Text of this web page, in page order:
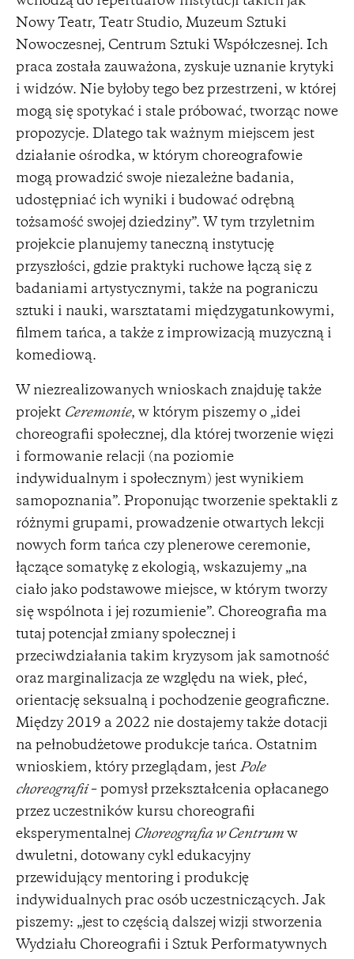
Nowy Teatr, Teatr Studio, Muzeum Sztuki
Nowoczesnej, Centrum Sztuki Współczesnej. Ich
praca została zauważona, zyskuje uznanie krytyki
i widzów. Nie byłoby tego bez przestrzeni, w której
mogą się spotykać i stale próbować, tworząc nowe
propozycje. Dlatego tak ważnym miejscem jest
działanie ośrodka, w którym choreografowie
mogą prowadzić swoje niezależne badania,
udostępniać ich wyniki i budować odrębną
tożsamość swojej dziedziny”. W tym trzyletnim
projekcie planujemy taneczną instytucję
przyszłości, gdzie praktyki ruchowe łączą się z
badaniami artystycznymi, także na pograniczu
sztuki i nauki, warsztatami międzygatunkowymi,
filmem tańca, a także z improwizacją muzyczną i
komediową.
W niezrealizowanych wnioskach znajduję także
projekt Ceremonie, w którym piszemy o „idei
choreografii społecznej, dla której tworzenie więzi
i formowanie relacji (na poziomie
indywidualnym i społecznym) jest wynikiem
samopoznania”. Proponując tworzenie spektakli z
różnymi grupami, prowadzenie otwartych lekcji
nowych form tańca czy plenerowe ceremonie,
łączące somatykę z ekologią, wskazujemy „na
ciało jako podstawowe miejsce, w którym tworzy
się wspólnota i jej rozumienie”. Choreografia ma
tutaj potencjał zmiany społecznej i
przeciwdziałania takim kryzysom jak samotność
oraz marginalizacja ze względu na wiek, płeć,
orientację seksualną i pochodzenie geograficzne.
Między 2019 a 2022 nie dostajemy także dotacji
na pełnobudżetowe produkcje tańca. Ostatnim
wnioskiem, który przeglądam, jest Pole
choreografii– pomysł przekształcenia opłacanego
przez uczestników kursu choreografii
eksperymentalnej Choreografia w Centrum w
dwuletni, dotowany cykl edukacyjny
przewidujący mentoring i produkcję
indywidualnych prac osób uczestniczących. Jak
piszemy: „jest to częścią dalszej wizji stworzenia
Wydziału Choreografii i Sztuk Performatywnych